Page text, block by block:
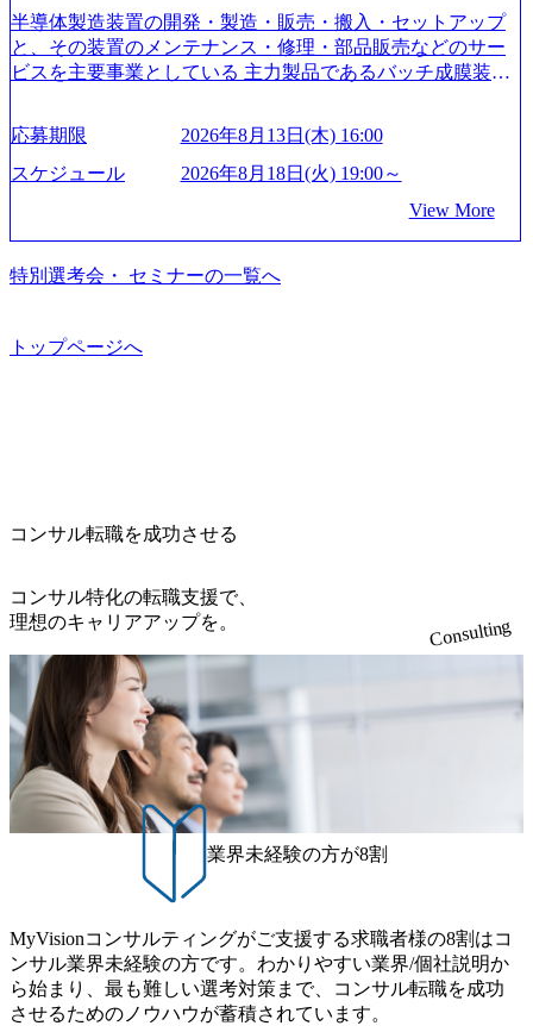
着けたい方でも幅広に経験を積みたい方でも、キャリア形
成が柔軟に可能な環境である。 https://storage.googleapis.com/
our-vision-production.appspot.com/public/images/20240925204135
_93b1bff3-f71c-4bc9-8bd9-72a8a4826007_1200x554.webp https://
mages/20250502152751_46c65543-87ef-4e86-a85a-8649e1c532f9
_956x512.webp https://storage.googleapis.com/our-vision-producti
on.appspot.com/public/images/20250502152804_ba6aaa1a-9ffc-4f
m/our-vision-production.appspot.com/public/images/202505021528
ング会社で、NRI、NTTDATAと同じく世界のFinTech Ranki
開発、運用保守と言った全工程を行う「一気通貫体制」が
特長 ビジネスへの深い理解を持つコンサルタントが集うXs
報 (https://www.xspear.co.jp/member/)一部抜粋 - 伊勢山 昇吾氏:
広いプロジェクトに従事 - 鈴木健仁氏：新卒でベイカレン
トに入社し最年少ディレクターを経てXspearに参画 - 梶田
威人氏：BCG出身。金融業界における戦略策定、DX戦略立
案、人事組織テーマに強みを持ち、メディア・エンタメ業
界においてはDX戦略立案、NFT等の新規事業立案を得意と
する。 - 藏満 一馬氏：アクセンチュア出身。金融業界を中
心に、DX戦略策定、新規事業立案、組織変革、規制対応等
の幅広いプロジェクトを主導する。 - 天野 善仁氏：19卒Pw
C出身。Xspear最年少シニアマネージャー 社員インタビュー
ページ (https://www.xspear.co.jp/career/interviews/) 戦略だけの
コンサルは終わり──コンサル業界の風雲児に聞く。“これ
から”のコンサルの在り方 (https://www.businessinsider.jp/articl
e/20250205-simplex-xspear/) Xspear Consultingがえるぼし認定
を取得 (https://www.agara.co.jp/article/382811) シンプレクスと
Xspear Consultingが、東京都港区の行政手続き100%デジタル
化を支援 (https://www.afpbb.com/articles/-/3520247) 【未経験
者】 ・年収UPでのオファー ・ワンプールで様々なインダ
半導体製造装置の開発・製造・販売・搬入・セットアップ
と、その装置のメンテナンス・修理・部品販売などのサー
ビスを主要事業としている 主力製品であるバッチ成膜装置
世界トップクラスのシェアを有している 技術と対話を通じ
て未来を創造し、社会課題の解決に貢献することを目指し
ている Mission:私たちの技術/私たちの対話 Vision:夢を未来
話 IoT社会の浸透、AIの加速等により半導体需要は世界中で
急伸長しており、それに伴い半導体製造装置の需要も伸長
中 https://storage.googleapis.com/our-vision-production.appspot.co
on-production.appspot.com/public/images/20260224131052_2abe7
cb8-329e-4a45-a8f5-73d9728b2cd7_1200x486.webp https://storag
アドバイザーによる自身のキャリア構築をめざす「キャリ
スタイム制度を実施しており、月単位の決められた労働時
間の範囲内で、出社・退社の時刻を社員の自己裁量に委
ね、ワークライフバランスを図りながら効率的に働くこと
ができる 【休日】 土日祝休みの完全週休2日制 2025年度の
年間休日は125日（GW8日、夏季9日、年末年始9日） 有給
休暇は年間24日（4月1日入社の場合）で、入社日に付与さ
れます。 年次有給休暇の残日数は、翌年度に繰り越すこと
ができます。 慶弔休暇は、事由により取得可能日数は異な
りますが、3～7日の連続休暇を取得できます。 リフレッシ
ュ休暇は、規程で定める勤続年数ごとに、連続5日のリフレ
ッシュ休暇を取得できます。 【育児や子の看護、介護など
の制度】 育児休暇： 対象：小学校1年修了時の3月31日まで
の子を育てるすべての従業員※期間：通算3年間 短時間勤
日2時間15分まで、始業・終業時刻の繰り上げ・繰り下げが
可能 子の看護休暇： 子1人につき5日まで取得でき、1時間
単位で取得することも可能 家族看護休暇： 5日まで取得で
き、1時間単位で取得することも可能 【独身寮、住宅手当制
応募期限
2026年8月13日(木) 16:00
スケジュール
2026年8月18日(火) 19:00～
View More
特別選考会・ セミナーの一覧へ
トップページへ
コンサル転職を成功させる
コンサル特化の転職支援で、
理想のキャリアアップを。
Consulting
業界未経験の方が8割
MyVisionコンサルティングがご支援する求職者様の8割はコ
ンサル業界未経験の方です。わかりやすい業界/個社説明か
ら始まり、最も難しい選考対策まで、コンサル転職を成功
させるためのノウハウが蓄積されています。